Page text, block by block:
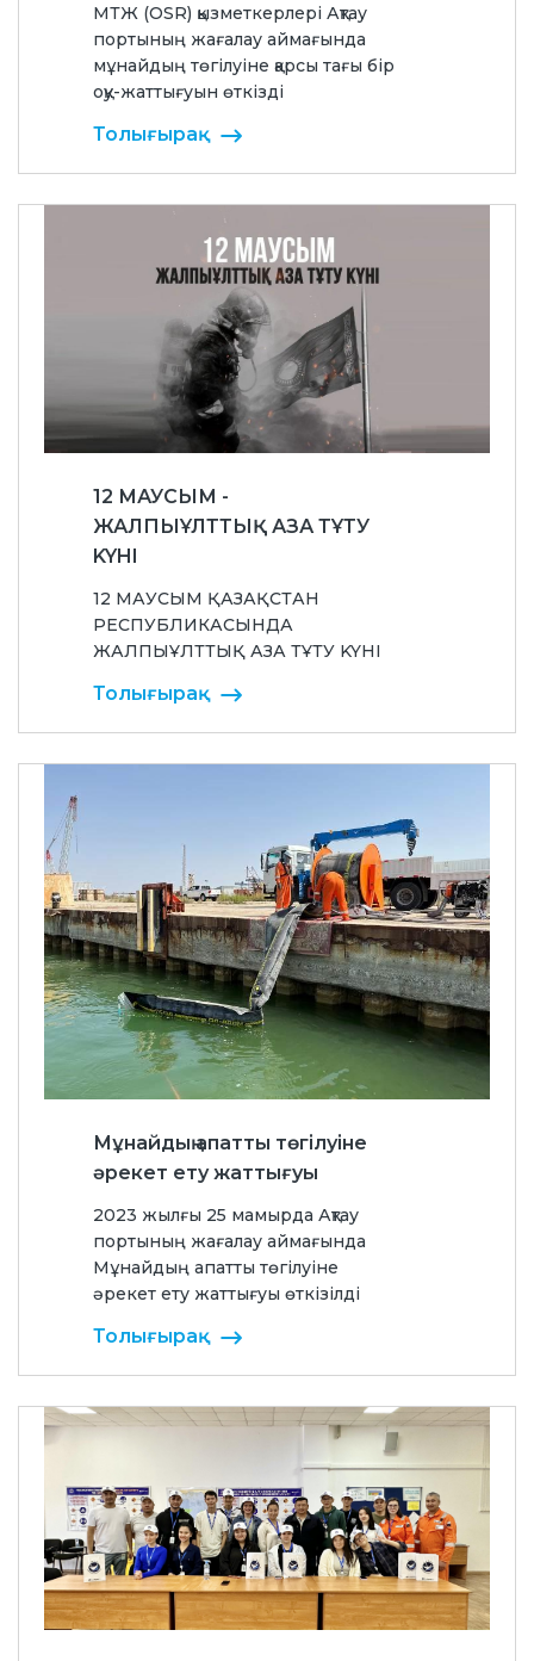
МТЖ (OSR) қызметкерлері Ақтау
портының жағалау аймағында
мұнайдың төгілуіне қарсы тағы бір
оқу-жаттығуын өткізді
Толығырақ
12 МАУСЫМ -
ЖАЛПЫҰЛТТЫҚ АЗА ТҰТУ
KYHI
12 МАУСЫМ ҚАЗАҚСТАН
РЕСПУБЛИКАСЫНДА
ЖАЛПЫҰЛТТЫҚ АЗА ТҰТУ KYHI
Толығырақ
Мұнайдың апатты төгілуіне
әрекет ету жаттығуы
2023 жылғы 25 мамырда Ақтау
портының жағалау аймағында
Мұнайдың апатты төгілуіне
әрекет ету жаттығуы өткізілді
Толығырақ